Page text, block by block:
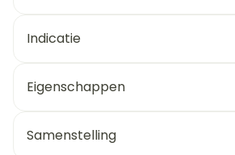
Indicatie
Eigenschappen
Samenstelling